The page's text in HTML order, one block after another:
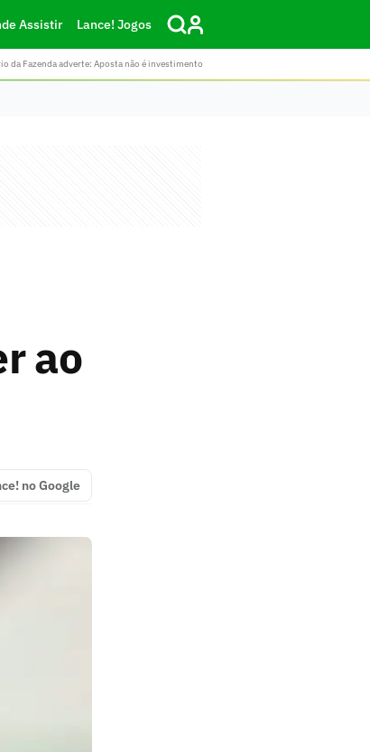
Assistir Lance! Jogos
da Fazenda adverte: Aposta não é investimento
ao
no Google